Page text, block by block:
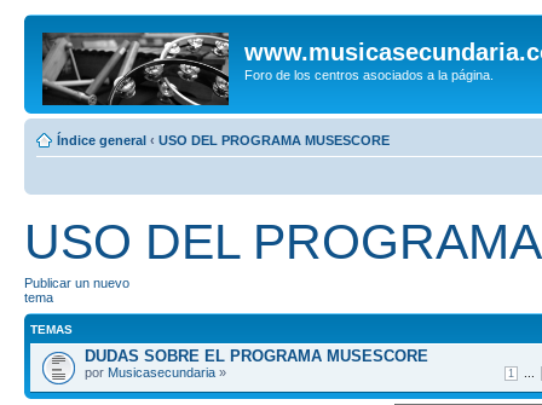
Foro de los centros asociados a la página.
Índice general ‹ USO DEL PROGRAMA MUSESCORE
USO DEL
Publicar un nuevo
tema
TEMAS
DUDAS SOBRE EL PROGRAMA MUSESCORE
1
por Musicasecundaria »